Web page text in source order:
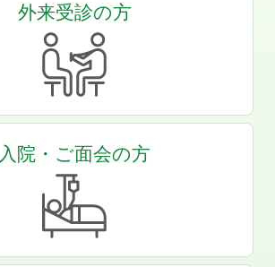
外来受診の方
入院・ご面会の方